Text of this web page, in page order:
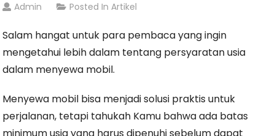
Admin Posted InArtikel
Salam hangat untuk para pembaca yang ingin
mengetahui lebih dalam tentang persyaratan usia
dalam menyewa mobil.
Menyewa mobil bisa menjadi solusi praktis untuk
perjalanan, tetapi tahukah Kamu bahwa ada batas